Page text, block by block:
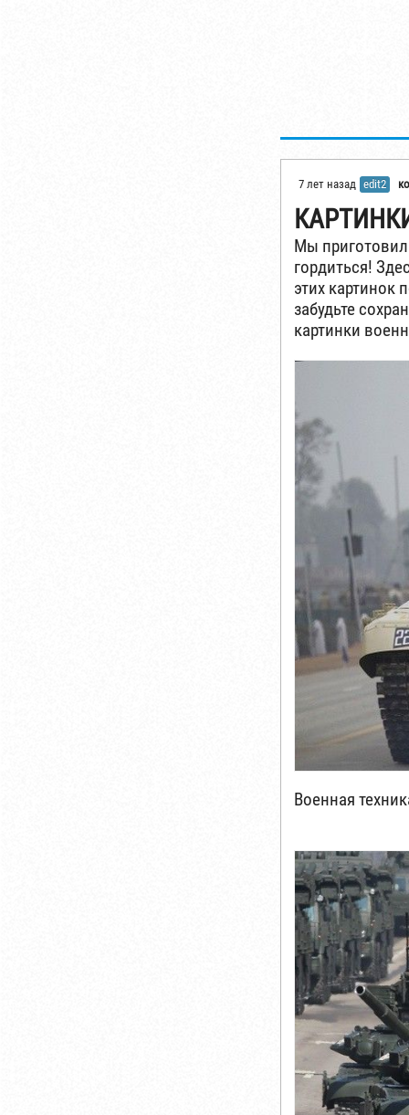
7 лет назад edit2
Мы
гордиться!
этих картинок
забудьте
картинки
Военная